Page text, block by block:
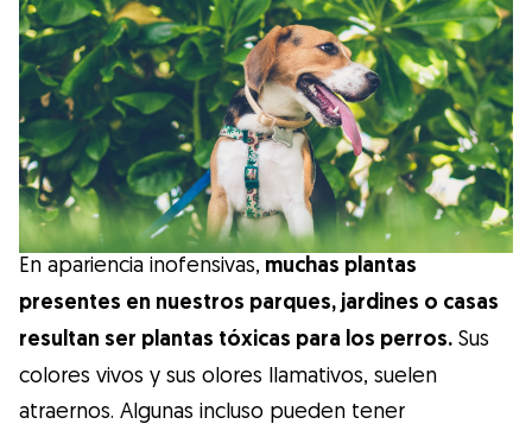
Salud
Accesorios
Educación Canina
Más contenido
Razas
Buscar cuidadores
En apariencia inofensivas, muchas plantas
presentes en nuestros parques, jardines o casas
resultan ser plantas tóxicas para los perros. Sus
colores vivos y sus olores llamativos, suelen
atraernos. Algunas incluso pueden tener